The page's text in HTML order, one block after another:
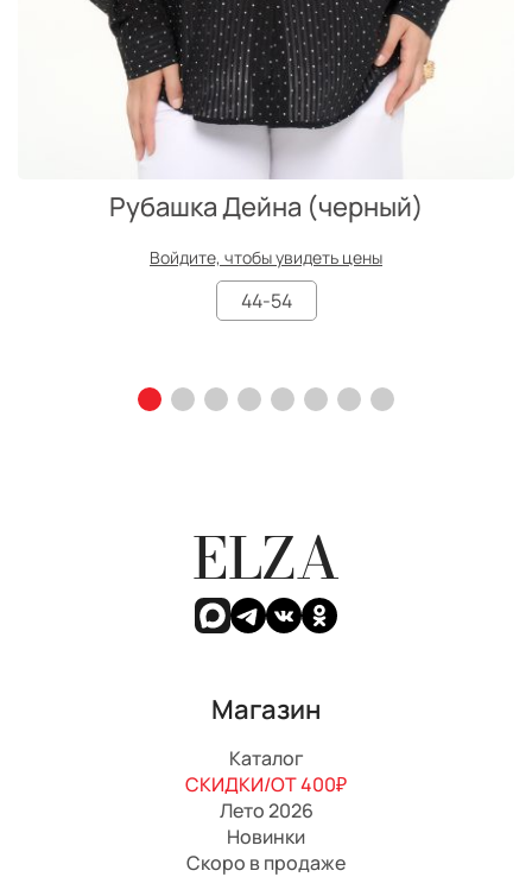
Рубашка Дейна (черный)
Войдите, чтобы увидеть цены
44-54
ELZA
Магазин
Каталог
СКИДКИ/ОТ 400₽
Лето 2026
Новинки
Скоро в продаже